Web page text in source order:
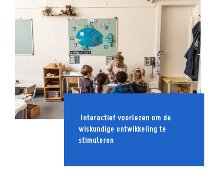
Interactief voorlezen om de
wiskundige ontwikkeling te
stimuleren